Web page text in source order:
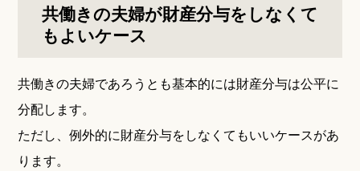
共働きの夫婦が財産分与をしなくて
もよいケース
共働きの夫婦であろうとも基本的には財産分与は公平に
分配します。
ただし、例外的に財産分与をしなくてもいいケースがあ
ります。